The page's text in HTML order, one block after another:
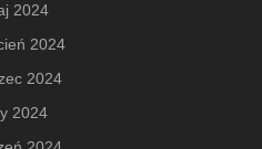
2024
2024
2024
2024